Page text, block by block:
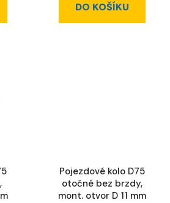
DO KOŠÍKU
Pojezdové kolo D75
otočné bez brzdy,
mont. otvor D 11 mm